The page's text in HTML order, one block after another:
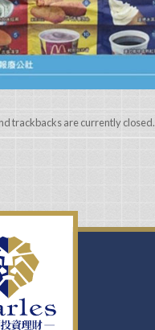
trackbacks are currently closed.